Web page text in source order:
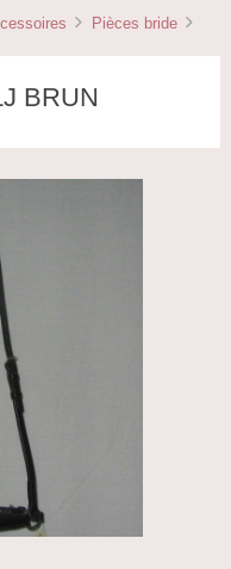
Pièces bride
BRUN